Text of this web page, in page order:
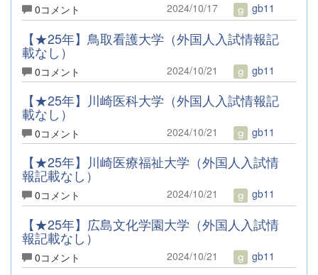
0コメント 2024/10/17 gb11
【★25年】鳥取看護大学（外国人入試情報記
載なし）
0コメント 2024/10/21 gb11
【★25年】川崎医科大学（外国人入試情報記
載なし）
0コメント 2024/10/21 gb11
【★25年】川崎医療福祉大学（外国人入試情
報記載なし）
0コメント 2024/10/21 gb11
【★25年】広島文化学園大学（外国人入試情
報記載なし）
0コメント 2024/10/21 gb11